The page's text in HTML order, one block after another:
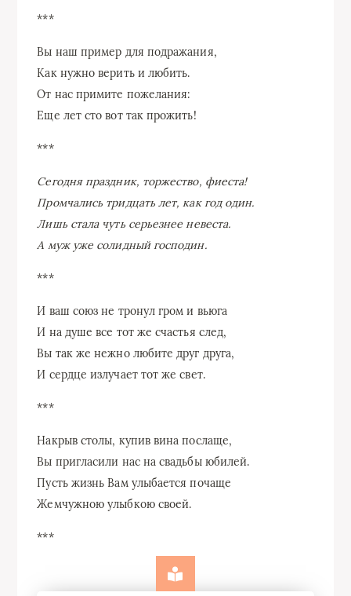
***
Вы наш пример для подражания,
Как нужно верить и любить.
От нас примите пожелания:
Еще лет сто вот так прожить!
***
Сегодня праздник, торжество, фиеста!
Промчались тридцать лет, как год один.
Лишь стала чуть серьезнее невеста.
А муж уже солидный господин.
***
И ваш союз не тронул гром и вьюга
И на душе все тот же счастья след,
Вы так же нежно любите друг друга,
И сердце излучает тот же свет.
***
Накрыв столы, купив вина послаще,
Вы пригласили нас на свадьбы юбилей.
Пусть жизнь Вам улыбается почаще
Жемчужною улыбкою своей.
***